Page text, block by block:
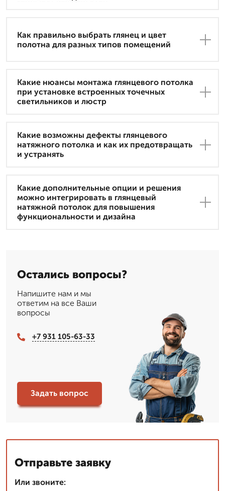
Как правильно выбрать глянец и цвет
полотна для разных типов помещений
Какие нюансы монтажа глянцевого потолка
при установке встроенных точечных
светильников и люстр
Какие возможны дефекты глянцевого
натяжного потолка и как их предотвращать
и устранять
Какие дополнительные опции и решения
можно интегрировать в глянцевый
натяжной потолок для повышения
функциональности и дизайна
Остались вопросы?
Напишите нам и мы
ответим на все Ваши
вопросы
+7 931 105-63-33
Задать вопрос
Отправьте заявку
Или звоните: